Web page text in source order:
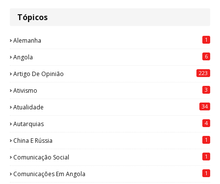
Tópicos
Alemanha 1
Angola 6
Artigo De Opinião 223
Ativismo 3
Atualidade 34
Autarquias 4
China E Rússia 1
Comunicação Social 1
Comunicações Em Angola 1